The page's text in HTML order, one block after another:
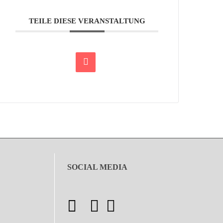
TEILE DIESE VERANSTALTUNG
SOCIAL MEDIA